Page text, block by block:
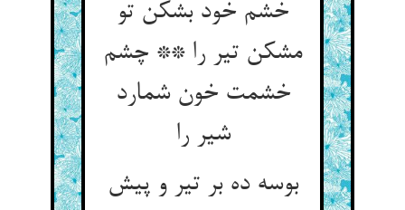
خشم خود بشکن تو
مشکن تیر را ** چشم
خشمت خون شمارد
شیر را
بوسه ده بر تیر و پیش